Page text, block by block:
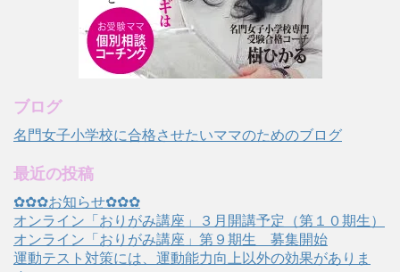
ブログ
名門女子小学校に合格させたいママのためのブログ
最近の投稿
✿✿✿お知らせ✿✿✿
オンライン「おりがみ講座」３月開講予定（第１０期生）
オンライン「おりがみ講座」第９期生 募集開始
運動テスト対策には、運動能力向上以外の効果がありま